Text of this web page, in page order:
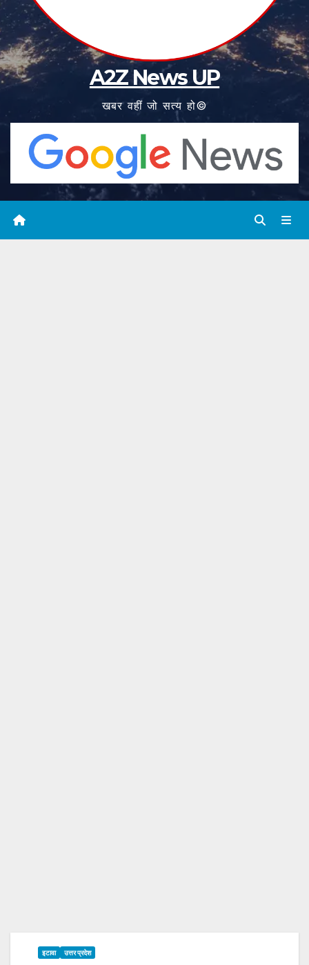
A2Z News UP
खबर वहीं जो सत्य हो©
इटावा उत्तर प्रदेश